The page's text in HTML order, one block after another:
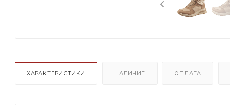
ХАРАКТЕРИСТИКИ НАЛИЧИЕ ОПЛАТА